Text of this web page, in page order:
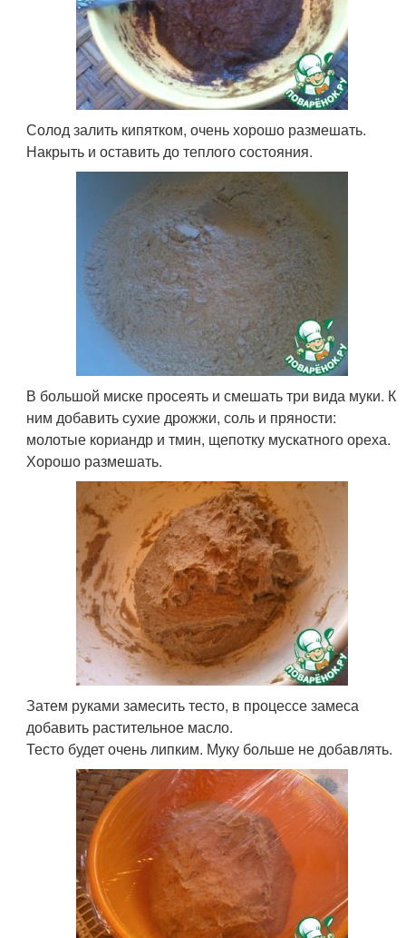
Солод залить кипятком, очень хорошо размешать.
Накрыть и оставить до теплого состояния.
В большой миске просеять и смешать три вида муки. К
ним добавить сухие дрожжи, соль и пряности:
молотые кориандр и тмин, щепотку мускатного ореха.
Хорошо размешать.
Затем руками замесить тесто, в процессе замеса
добавить растительное масло.
Тесто будет очень липким. Муку больше не добавлять.